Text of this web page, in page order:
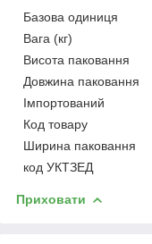
Базова одиниця
Вага (кг)
Висота паковання
Довжина паковання
Імпортований
Код товару
Ширина паковання
код УКТЗЕД
Приховати